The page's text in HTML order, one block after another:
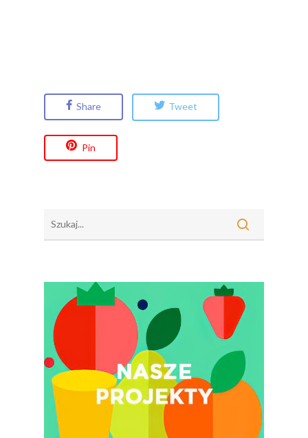
Share Tweet
Pin
Związek Zawodowy